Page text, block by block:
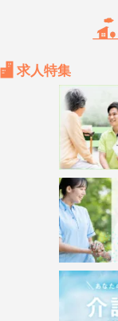
求人特集